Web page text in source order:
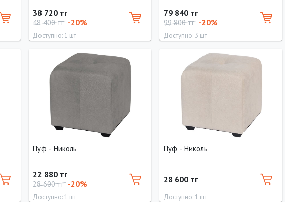
38 720 тг
48 400 тг -20%
Доступно: 1 шт
Ширина Высота
79 840 тг
99 800 тг -20%
Доступно: 3 шт
Высота
Пуф - Николь
22 880 тг
28 600 тг -20%
Доступно: 1 шт
Пуф - Николь
28 600 тг
Доступно: 1 шт